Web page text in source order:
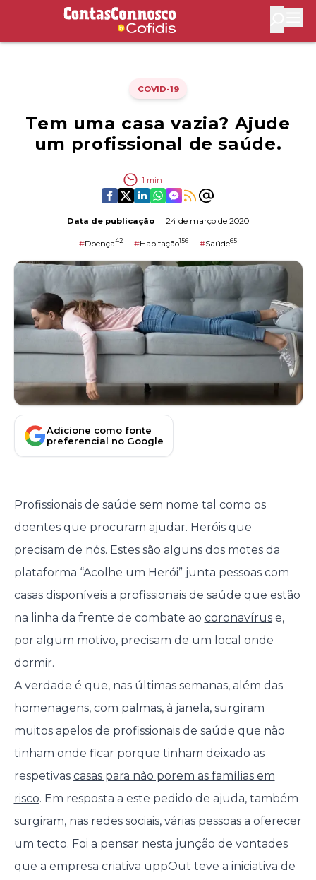
Contas Connosco by Cofidis
COVID-19
Tem uma casa vazia? Ajude
um profissional de saúde.
1 min
Data de publicação 24 de março de 2020
#Doença42 #Habitação156 #Saúde65
Adicione como fonte
preferencial no Google
Profissionais de saúde sem nome tal como os
doentes que procuram ajudar. Heróis que
precisam de nós. Estes são alguns dos motes da
plataforma “Acolhe um Herói” junta pessoas com
casas disponíveis a profissionais de saúde que estão
na linha da frente de combate ao coronavíruse,
por algum motivo, precisam de um local onde
dormir.
A verdade é que, nas últimas semanas, além das
homenagens, com palmas, à janela, surgiram
muitos apelos de profissionais de saúde que não
tinham onde ficar porque tinham deixado as
respetivas casas para não porem as famílias em
risco. Em resposta a este pedido de ajuda, também
surgiram, nas redes sociais, várias pessoas a oferecer
um tecto. Foi a pensar nesta junção de vontades
que a empresa criativa uppOut teve a iniciativa de